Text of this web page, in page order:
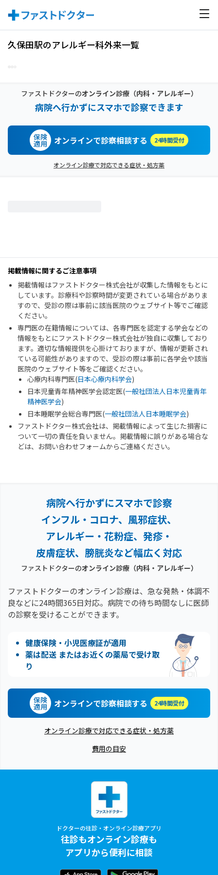
久保田駅のアレルギー科外来一覧
ファストドクターのオンライン診療（内科・アレルギー）
病院へ行かずにスマホで診察できます
保険
適用 オンラインで診察相談する 24時間受付
オンライン診療で対応できる症状・処方薬
掲載情報に関するご注意事項
掲載情報はファストドクター株式会社が収集した情報をもとに
しています。診療科や診察時間が変更されている場合がありま
すので、受診の際は事前に該当医院のウェブサイト等でご確認
ください。
専門医の在籍情報については、各専門医を認定する学会などの
情報をもとにファストドクター株式会社が独自に収集しており
ます。適切な情報提供を心掛けておりますが、情報が更新され
ている可能性がありますので、受診の際は事前に各学会や該当
医院のウェブサイト等をご確認ください。
心療内科専門医(日本心療内科学会)
日本児童青年精神医学会認定医(一般社団法人日本児童青年
精神医学会)
日本睡眠学会総合専門医(一般社団法人日本睡眠学会)
ファストドクター株式会社は、掲載情報によって生じた損害に
ついて一切の責任を負いません。掲載情報に誤りがある場合な
どは、お問い合わせフォームからご連絡ください。
病院へ行かずにスマホで診察
インフル・コロナ、風邪症状、
アレルギー・花粉症、 発疹・
皮膚症状、膀胱炎など幅広く対応
ファストドクターのオンライン診療（内科・アレルギー）
ファストドクターのオンライン診療は、急な発熱・体調不
良などに24時間365日対応。 病院での待ち時間なしに医師
の診察を受けることができます。
健康保険・小児医療証が適用
薬は配送 またはお近くの薬局で受け取
り
保険
適用 オンラインで診察相談する 24時間受付
オンライン診療で対応できる症状・処方薬
費用の目安
ドクターの往診・オンライン診療アプリ
往診もオンライン診療も
アプリから便利に相談